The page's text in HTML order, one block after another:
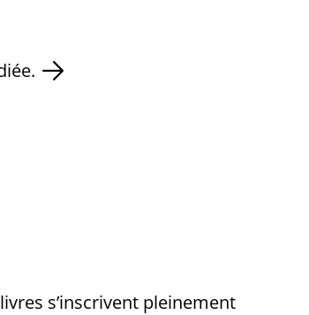
s’inscrivent pleinement